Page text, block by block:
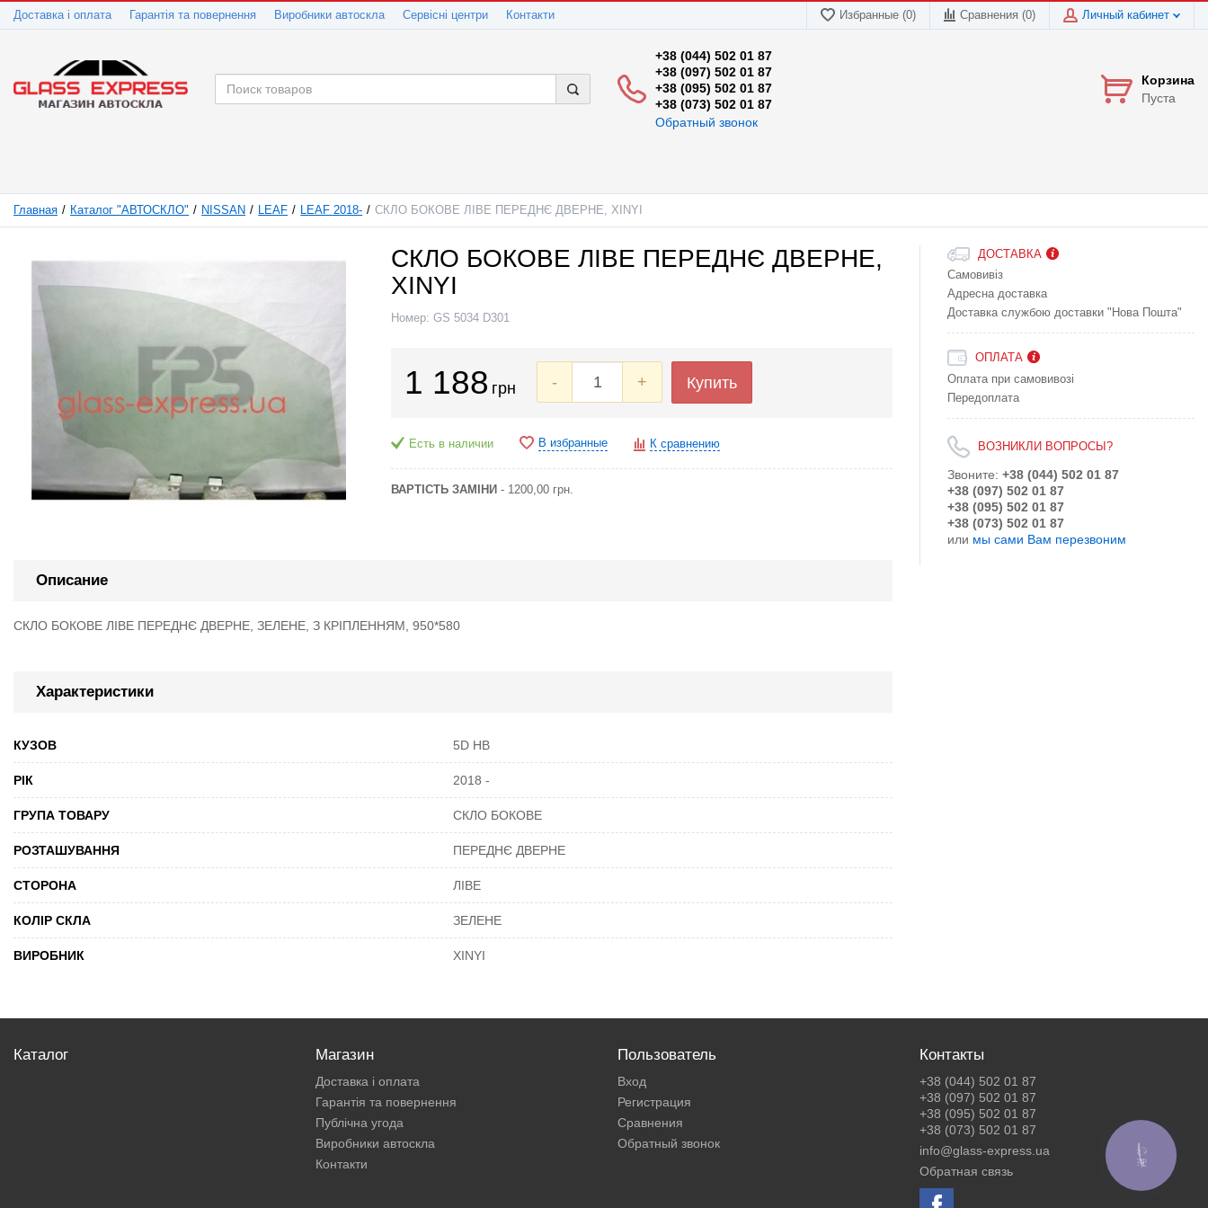
Доставка і оплата Гарантія та повернення Виробники автоскла Сервісні центри Контакти Избранные (0) Сравнения (0) Личный кабинет
+38 (044) 502 01 87
+38 (097) 502 01 87
+38 (095) 502 01 87
+38 (073) 502 01 87
Обратный звонок
Корзина
Пуста
Главная Каталог "АВТОСКЛО" NISSAN LEAF LEAF 2018- СКЛО БОКОВЕ ЛІВЕ ПЕРЕДНЄ ДВЕРНЕ, XINYI
СКЛО БОКОВЕ ЛІВЕ ПЕРЕДНЄ ДВЕРНЕ,
XINYI
Номер: GS 5034 D301
1 188 грн - + Купить
Есть в наличии В избранные К сравнению
ВАРТІСТЬ ЗАМІНИ - 1200,00 грн.
Описание
СКЛО БОКОВЕ ЛІВЕ ПЕРЕДНЄ ДВЕРНЕ, ЗЕЛЕНЕ, З КРІПЛЕННЯМ, 950*580
Характеристики
КУЗОВ 5D HB
РІК 2018 -
ГРУПА ТОВАРУ СКЛО БОКОВЕ
РОЗТАШУВАННЯ ПЕРЕДНЄ ДВЕРНЕ
СТОРОНА ЛІВЕ
КОЛІР СКЛА ЗЕЛЕНЕ
ВИРОБНИК XINYI
ДОСТАВКА
Самовивіз
Адресна доставка
Доставка службою доставки "Нова Пошта"
ОПЛАТА
Оплата при самовивозі
Передоплата
ВОЗНИКЛИ ВОПРОСЫ?
Звоните: +38 (044) 502 01 87
+38 (097) 502 01 87
+38 (095) 502 01 87
+38 (073) 502 01 87
или мы сами Вам перезвоним
Каталог Магазин
Доставка і оплата
Гарантія та повернення
Публічна угода
Виробники автоскла
Контакти
Пользователь
Вход
Регистрация
Сравнения
Обратный звонок
Контакты
+38 (044) 502 01 87
+38 (097) 502 01 87
+38 (095) 502 01 87
+38 (073) 502 01 87
info@glass-express.ua
Обратная связь
КНОПКА
ЗВ'ЯЗКУ